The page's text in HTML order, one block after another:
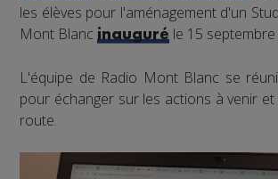
les élèves pour l'aménagement d'un
Mont Blancinauguré le 15 septembre
L'équipe de Radio Mont Blanc se
pour échanger sur les actions à venir
route.